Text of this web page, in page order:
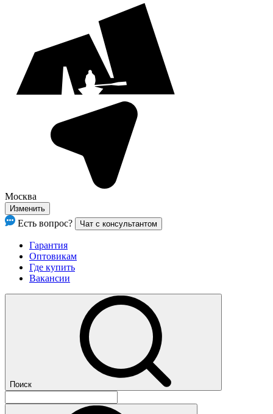
Москва
Изменить
Есть вопрос? Чат с консультантом
Гарантия
Оптовикам
Где купить
Вакансии
Поиск